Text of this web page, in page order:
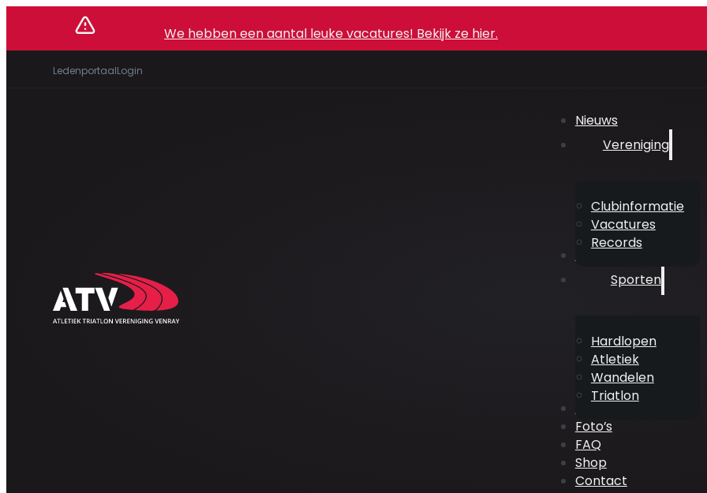
We hebben een aantal leuke vacatures! Bekijk ze hier.
LedenportaalLogin
Nieuws
Vereniging
Clubinformatie
Vacatures
Records
Sporten
Hardlopen
Atletiek
Wandelen
Triatlon
Foto’s
FAQ
Shop
Contact